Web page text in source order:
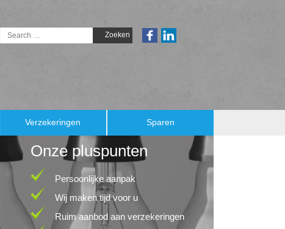
Verzekeringen Sparen
Onze pluspunten
Persoonlijke aanpak
Wij maken tijd voor u
Ruim aanbod aan verzekeringen